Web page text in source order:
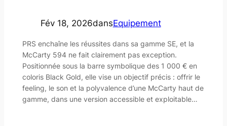
Fév 18, 2026dansEquipement
PRS enchaîne les réussites dans sa gamme SE, et la
McCarty 594 ne fait clairement pas exception.
Positionnée sous la barre symbolique des 1 000 € en
coloris Black Gold, elle vise un objectif précis : offrir le
feeling, le son et la polyvalence d’une McCarty haut de
gamme, dans une version accessible et exploitable…